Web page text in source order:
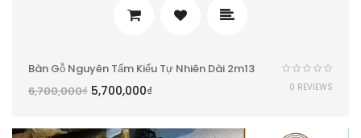
Bàn Gỗ Nguyên Tấm Kiểu Tự Nhiên Dài 2m13
6,700,000₫ 5,700,000₫ 0 REVIEWS